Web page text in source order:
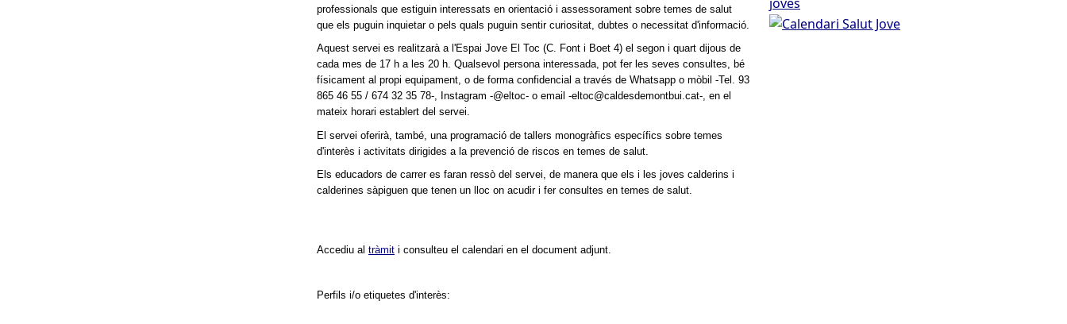
professionals que estiguin interessats en orientació i assessorament sobre temes de salut
que els puguin inquietar o pels quals puguin sentir curiositat, dubtes o necessitat d'informació.
Aquest servei es realitzarà a l'Espai Jove El Toc (C. Font i Boet 4) el segon i quart dijous de
cada mes de 17 h a les 20 h. Qualsevol persona interessada, pot fer les seves consultes, bé
físicament al propi equipament, o de forma confidencial a través de Whatsapp o mòbil -Tel. 93
865 46 55 / 674 32 35 78-, Instagram -@eltoc- o email -eltoc@caldesdemontbui.cat-, en el
mateix horari establert del servei.
El servei oferirà, també, una programació de tallers monogràfics específics sobre temes
d'interès i activitats dirigides a la prevenció de riscos en temes de salut.
Els educadors de carrer es faran ressò del servei, de manera que els i les joves calderins i
calderines sàpiguen que tenen un lloc on acudir i fer consultes en temes de salut.
Accediu al tràmit i consulteu el calendari en el document adjunt.
Perfils i/o etiquetes d'interès:
Calendari Salut Jove